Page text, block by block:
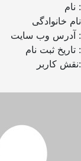
نام :
نام خانوادگی
آدرس وب سایت :
تاریخ ثبت نام :
نقش کاربر: